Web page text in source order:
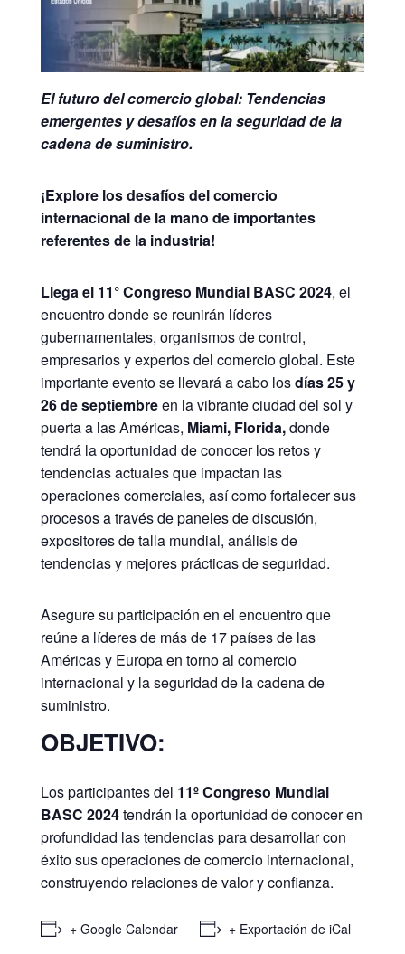
El futuro del comercio global: Tendencias
emergentes y desafíos en la seguridad de la
cadena de suministro.
¡Explore los desafíos del comercio
internacional de la mano de importantes
referentes de la industria!
Llega el 11° Congreso Mundial BASC 2024, el
encuentro donde se reunirán líderes
gubernamentales, organismos de control,
empresarios y expertos del comercio global. Este
importante evento se llevará a cabo losdías 25 y
26 de septiembreen la vibrante ciudad del sol y
puerta a las Américas, Miami, Florida,donde
tendrá la oportunidad de conocer los retos y
tendencias actuales que impactan las
operaciones comerciales, así como fortalecer sus
procesos a través de paneles de discusión,
expositores de talla mundial, análisis de
tendencias y mejores prácticas de seguridad.
Asegure su participación en el encuentro que
reúne a líderes de más de 17 países de las
Américas y Europa en torno al comercio
internacional y la seguridad de la cadena de
suministro.
OBJETIVO:
Los participantes del 11º Congreso Mundial
BASC 2024tendrán la oportunidad de conocer en
profundidad las tendencias para desarrollar con
éxito sus operaciones de comercio internacional,
construyendo relaciones de valor y confianza.
+ Google Calendar + Exportación de iCal